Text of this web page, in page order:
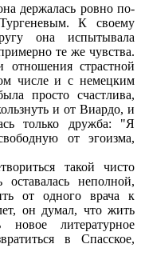
держалась ровно по-
К своему
она испытывала
те же чувства.
страстной
числе и с немецким
просто счастлива,
и от Виардо, и
только дружба: "Я
от эгоизма,
такой чисто
неполной,
от одного врача к
он думал, что жить
новое литературное
в Спасское,